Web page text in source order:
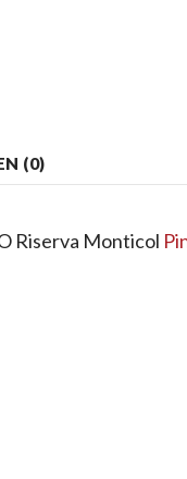
(0)
Riserva Monticol